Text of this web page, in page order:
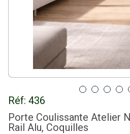
Réf: 436
Porte Coulissante Atelier
Rail Alu, Coquilles